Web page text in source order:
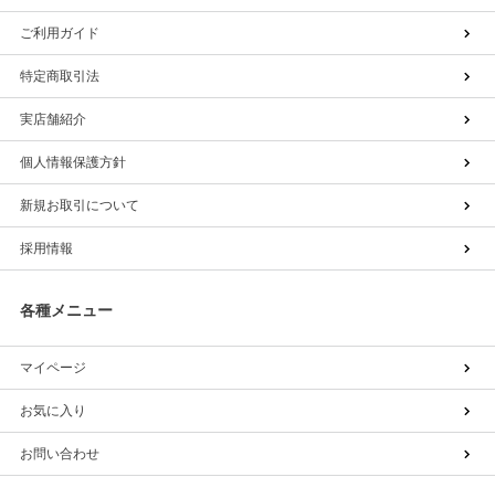
ご利用ガイド
特定商取引法
実店舗紹介
個人情報保護方針
新規お取引について
採用情報
各種メニュー
マイページ
お気に入り
お問い合わせ